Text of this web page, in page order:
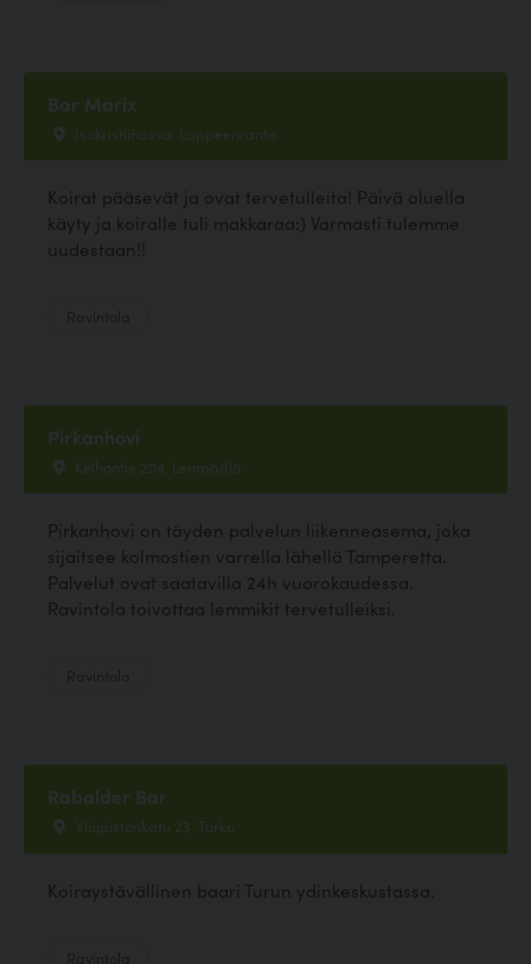
Bar Marix
Isokristiinassa, Lappeenranta
Koirat pääsevät ja ovat tervetulleita! Päivä oluella
käyty ja koiralle tuli makkaraa:) Varmasti tulemme
uudestaan!!
Pirkanhovi
Kelhontie 254, Lempäälä
Pirkanhovi on täyden palvelun liikenneasema, joka
sijaitsee kolmostien varrella lähellä Tamperetta.
Palvelut ovat saatavilla 24h vuorokaudessa.
Ravintola toivottaa lemmikit tervetulleiksi.
Rabalder Bar
Yliopistonkatu 23, Turku
Koiraystävällinen baari Turun ydinkeskustassa.